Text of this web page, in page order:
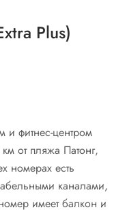
Plus)
и фитнес-центром
от пляжа Патонг,
номерах есть
каналами,
имеет балкон и